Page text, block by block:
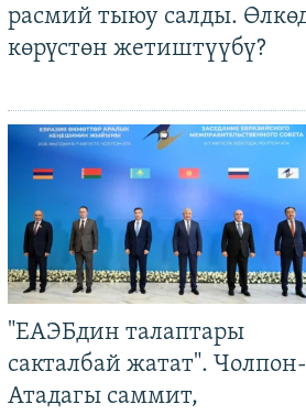
расмий тыюу салды.
көрүстөн жетиштүүбү?
"ЕАЭБдин талаптары
сакталбай жатат". Чолпон-
Атадагы саммит,